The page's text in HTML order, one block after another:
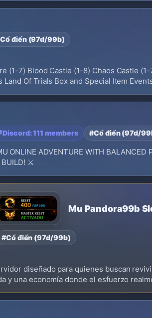
điển (97d/99b)
(1-7) Blood Castle (1-8) Chaos Castle
Land Of Trials Box and Special Item
Discord: 111 members #Cổ điển (97d/
ONLINE ADVENTURE WITH BALANCED
BUILD! ⚔️
Mu Pandora99b
#Cổ điển (97d/99b)
diseñado para quienes buscan
y una economía donde el esfuerzo